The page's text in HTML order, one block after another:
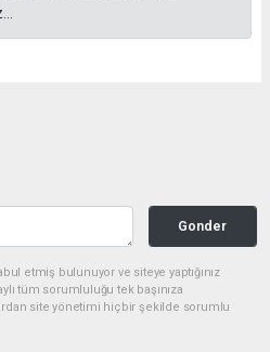
Gonder
etmiş bulunuyor ve siteye yaptığınız
tüm sorumluluğu tek başınıza
site yönetimi hiçbir şekilde sorumlu